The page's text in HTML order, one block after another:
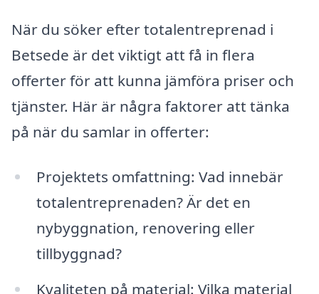
När du söker efter totalentreprenad i
Betsede är det viktigt att få in flera
offerter för att kunna jämföra priser och
tjänster. Här är några faktorer att tänka
på när du samlar in offerter:
Projektets omfattning: Vad innebär
totalentreprenaden? Är det en
nybyggnation, renovering eller
tillbyggnad?
Kvaliteten på material: Vilka material